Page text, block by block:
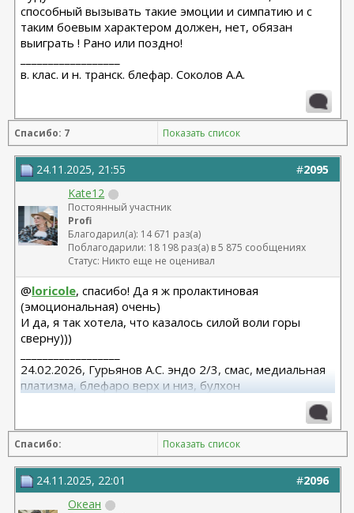
способный вызывать такие эмоции и симпатию и с
таким боевым характером должен, нет, обязан
выиграть ! Рано или поздно!
в. клас. и н. транск. блефар. Соколов А.А.
Спасибо: 7 Показать список
#2095
24.11.2025, 21:55
Kate12
Постоянный участник
Profi
Благодарил(а): 14 671 раз(а)
Поблагодарили: 18 198 раз(а) в 5 875 сообщениях
Статус: Никто еще не оценивал
@loricole, спасибо! Да я ж пролактиновая
(эмоциональная) очень)
И да, я так хотела, что казалось силой воли горы
сверну)))
24.02.2026, Гурьянов А.С. эндо 2/3, смас, медиальная
платизма, блефаро верх и низ, булхон
08.2015, allergan 240, 255. Аврамович А.Г., Клиника СЛ
(молодости и красоты)
Спасибо: Показать список
#2096
24.11.2025, 22:01
Океан